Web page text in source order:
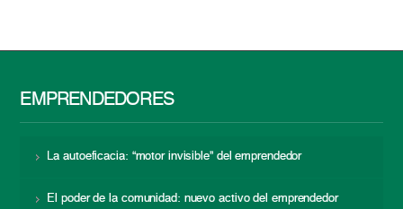
EMPRENDEDORES
La autoeficacia: “motor invisible” del emprendedor
El poder de la comunidad: nuevo activo del emprendedor